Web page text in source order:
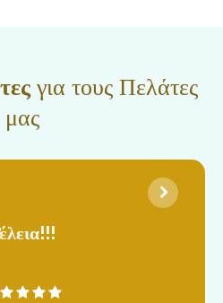
για τους Πελάτες
μας